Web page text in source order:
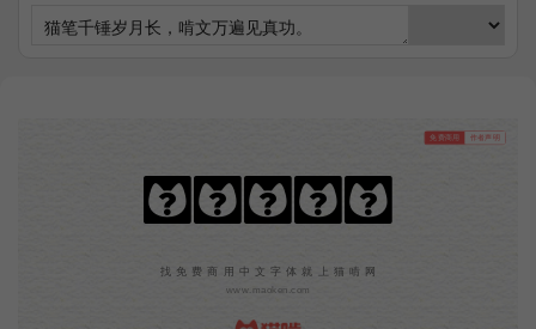
免费商用 作者声明
文道潮黑体
找免费商用中文字体就上猫啃网
www.maoken.com